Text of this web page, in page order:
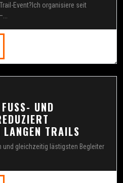
Event?Ich organisiere seit
UND K
B
TRAILS
und gleichzeitig lästigsten Begleiter